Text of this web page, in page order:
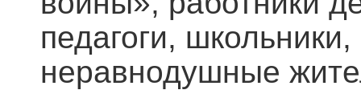
педагоги,
неравнодушные